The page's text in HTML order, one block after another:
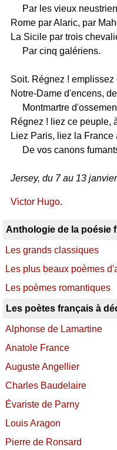
Par les vieux
Rome par Alaric, par
La Sicile par trois
Par cinq galériens.
Soit. Régnez !
Notre-Dame d'encens,
Montmartre
Régnez ! liez ce peuple,
Liez Paris, liez la France
De vos canons
Jersey, du 7 au 13
Victor Hugo.
Anthologie de la poésie
Les grands classiques
Les plus beaux poèmes
Les poèmes romantiques
Les poètes français à
Alphonse de Lamartine
Anatole France
Auguste Angellier
Charles Baudelaire
Évariste de Parny
Louis Aragon
Pierre de Ronsard